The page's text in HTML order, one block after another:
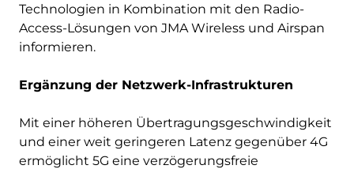
Technologien in Kombination mit den Radio-
Access-Lösungen von JMA Wireless und Airspan
informieren.
Ergänzung der Netzwerk-Infrastrukturen
Mit einer höheren Übertragungsgeschwindigkeit
und einer weit geringeren Latenz gegenüber 4G
ermöglicht 5G eine verzögerungsfreie